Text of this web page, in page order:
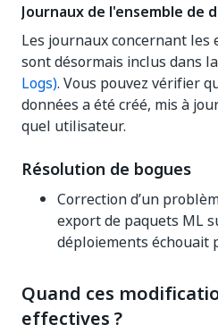
Journaux de l'ensemble de
Les journaux concernant les
sont désormais inclus dans
Logs). Vous pouvez vérifier
données a été créé, mis à
quel utilisateur.
Résolution de bogues
Correction d’un
export de paquets ML
déploiements échouait
Quand ces
effectives ?